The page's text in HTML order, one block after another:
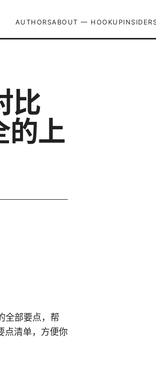
AUTHORSABOUT —
比
的上
全部要点，帮
点清单，方便你